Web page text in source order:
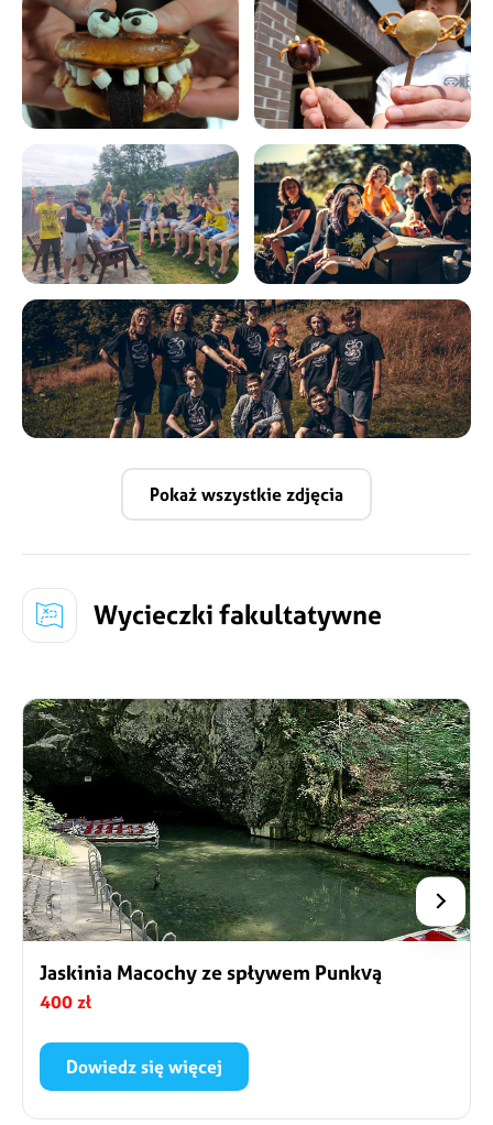
Pokaż wszystkie zdjęcia
Wycieczki fakultatywne
Jaskinia Macochy ze spływem Punkvą
400 zł
Dowiedz się więcej